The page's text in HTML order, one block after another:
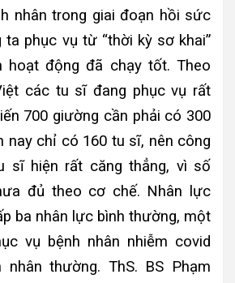
nhân trong giai đoạn hồi sức
ta phục vụ từ “thời kỳ sơ khai”
hoạt động đã chạy tốt. Theo
các tu sĩ đang phục vụ rất
700 giường cần phải có 300
nay chỉ có 160 tu sĩ, nên công
sĩ hiện rất căng thẳng, vì số
đủ theo cơ chế. Nhân lực
ba nhân lực bình thường, một
vụ bệnh nhân nhiễm covid
nhân thường. ThS. BS Phạm